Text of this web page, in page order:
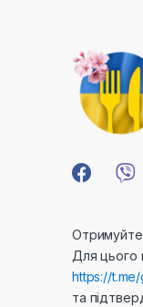
Отримуйте
Для цього
https://
та